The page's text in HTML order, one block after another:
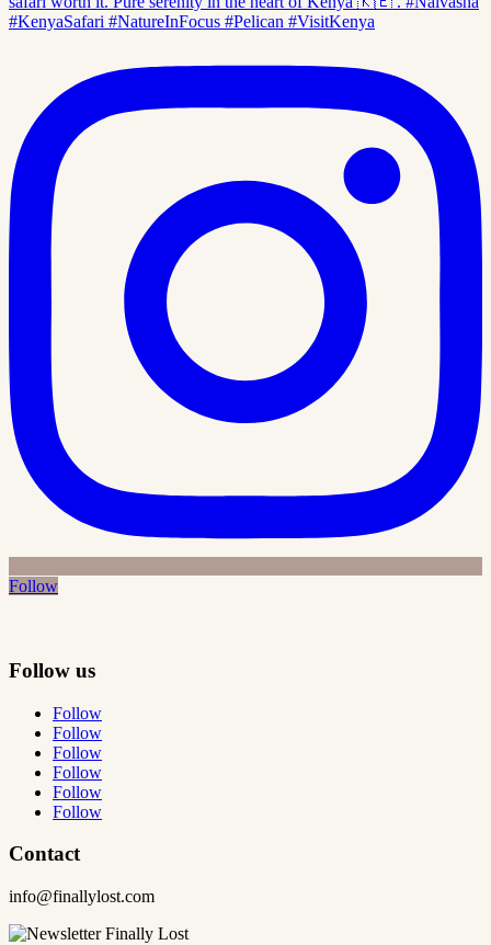
Follow
Follow us
Follow
Follow
Follow
Follow
Follow
Follow
Contact
info@finallylost.com